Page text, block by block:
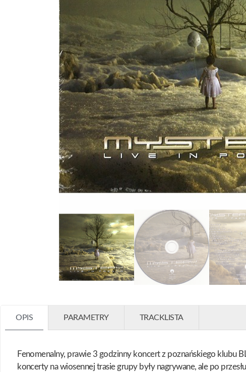
OPIS PARAMETRY TRACKLISTA
Fenomenalny, prawie 3 godzinny koncert z poznańskiego klubu
koncerty na wiosennej trasie grupy były nagrywane, ale po